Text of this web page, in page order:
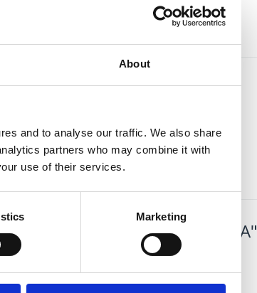
About
and to analyse our traffic. We also share
partners who may combine it with
use of their services.
Marketing
RESTAURANT
Mjesto: Mjesto: Crikvenica
Udaljenost od mora:100 m
TAVERN "KAROCA"
Mjesto: Crikvenica
Udaljenost od mora:400 m